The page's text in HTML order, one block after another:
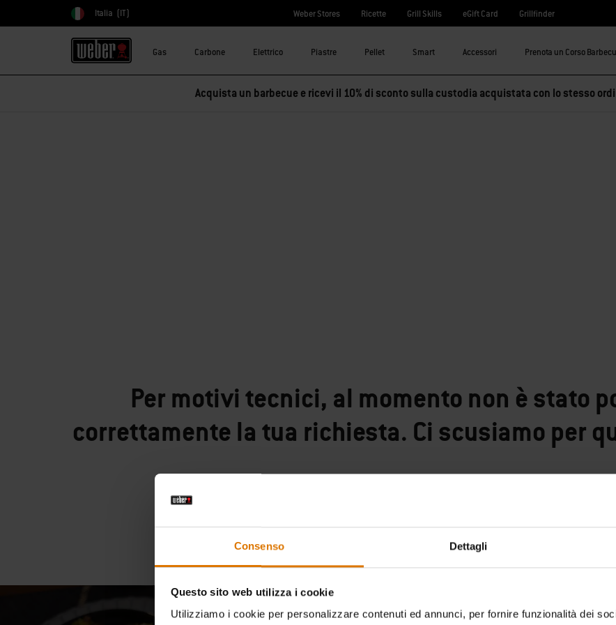
Consenso Dettagli
Questo sito web utilizza i cookie
Utilizziamo i cookie per personalizzare contenuti ed annunci, per fornire funzionalità dei
Scegli paese
Italia (IT) Weber Stores Ricette Grill Skills eGift Card Grillfinder
Gas Carbone Elettrico Piastre Pellet Smart Accessori Prenota un Corso
Acquista un barbecue e ricevi il 10% di sconto sulla custodia acquistata con lo stesso
Per motivi tecnici, al momento non è stato
correttamente la tua richiesta. Ci scusiamo per